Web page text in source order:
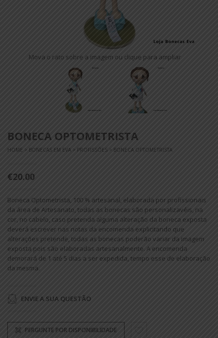
Mova o rato sobre a imagem ou clique para ampliar
BONECA OPTOMETRISTA
HOME > BONECAS EM EVA > PROFISSÕES > BONECA OPTOMETRISTA
€20.00
Boneca Optometrista, 100 % artesanal, elaborada por profissionais
da área de Artesanato, todas as bonecas são personalizavéis, na
cor, no cabelo, caso pretenda alguma alteração da boneca exposta
deverá escrever nas notas da encomenda explicitando que
alterações pretende, todas as bonecas poderão variar da imagem
exposta pois são elaboradas artesanalmente. A encomenda
demorará de 1 até 5 dias a ser expedida, tempo esse de elaboração
da mesma.
ENVIE A SUA QUESTÃO
PERGUNTE POR DISPONIBILIDADE